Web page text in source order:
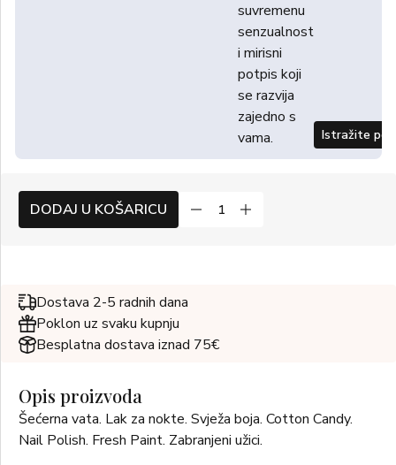
suvremenu
senzualnost
i mirisni
potpis koji
se razvija
zajedno s
vama.
Istražite
DODAJ U KOŠARICU
Dostava 2-5 radnih dana
Poklon uz svaku kupnju
Besplatna dostava iznad 75€
Opis proizvoda
Šećerna vata. Lak za nokte. Svježa boja. Cotton Candy.
Nail Polish. Fresh Paint. Zabranjeni užici.